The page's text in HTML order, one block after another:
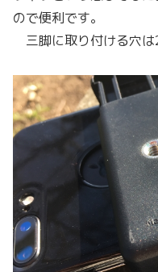
ので便利です。
三脚に取り付ける穴は